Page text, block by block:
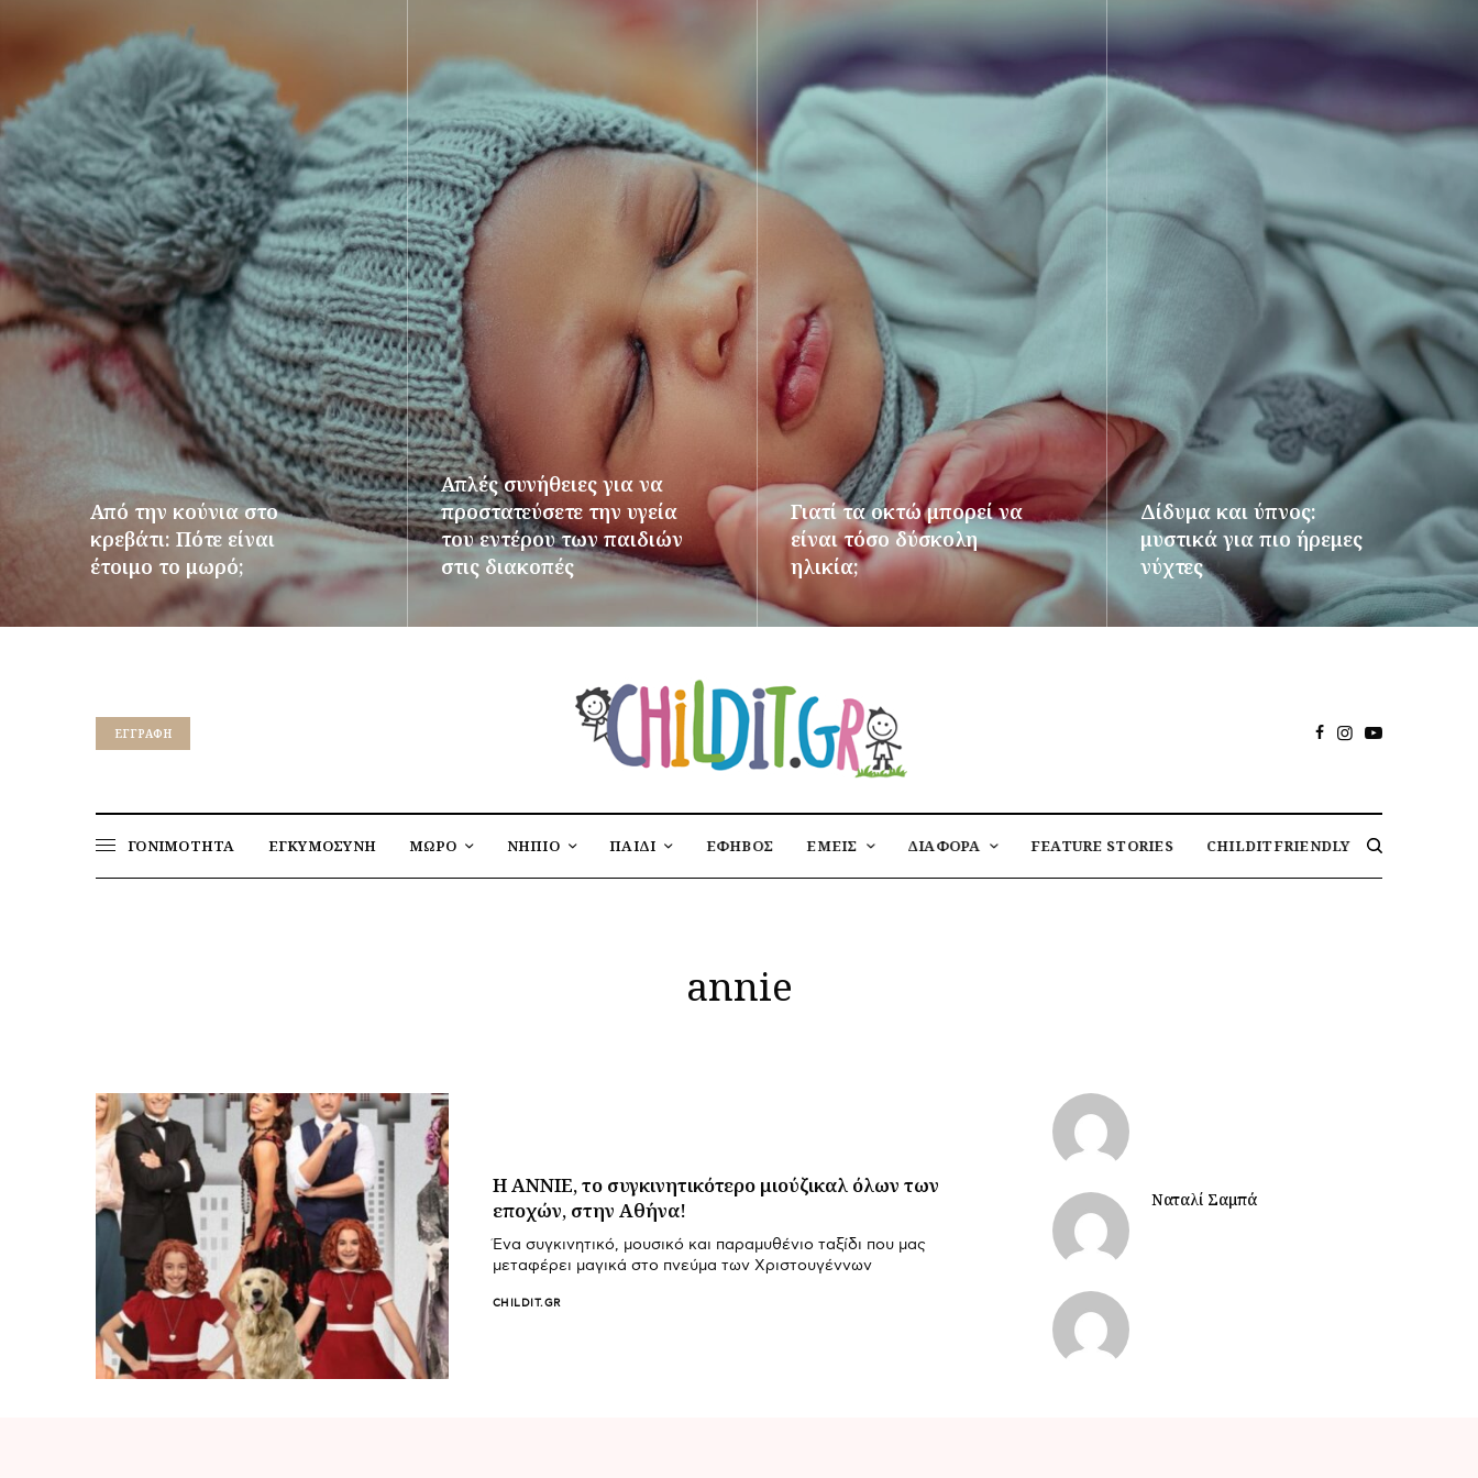
Από την κούνια στο
κρεβάτι: Πότε είναι
έτοιμο το μωρό;
Απλές συνήθειες για να
προστατεύσετε την υγεία
του εντέρου των παιδιών
στις διακοπές
Γιατί τα οκτώ μπορεί να
είναι τόσο δύσκολη
ηλικία;
ΠΕΡΙΣΣΌΤΕΡΑ
Δίδυμα και ύπνος:
μυστικά για πιο ήρεμες
νύχτες
ΠΕΡΙΣΣΌΤΕΡΑ
EΓΓΡΑΦΉ
ΓΟΝΙΜΟΤΗΤΑ ΕΓΚΥΜΟΣΥΝΗ ΜΩΡΟ ΝΗΠΙΟ ΠΑΙΔΙ ΕΦΗΒΟΣ ΕΜΕΙΣ ΔΙΑΦΟΡΑ FEATURE STORIES CHILDITFRIENDLY
annie
Η ANNIE, το συγκινητικότερο μιούζικαλ όλων των
εποχών, στην Αθήνα!
Ένα συγκινητικό, μουσικό και παραμυθένιο ταξίδι που μας
μεταφέρει μαγικά στο πνεύμα των Χριστουγέννων
CHILDIT.GR
Ναταλί Σαμπά